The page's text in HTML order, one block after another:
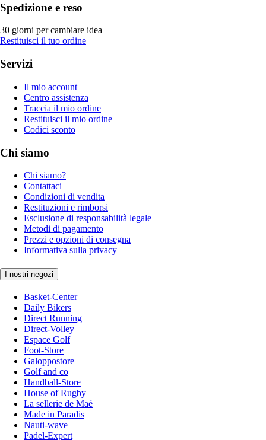
Spedizione e reso
30 giorni per cambiare idea
Restituisci il tuo ordine
Servizi
Il mio account
Centro assistenza
Traccia il mio ordine
Restituisci il mio ordine
Codici sconto
Chi siamo
Chi siamo?
Contattaci
Condizioni di vendita
Restituzioni e rimborsi
Esclusione di responsabilità legale
Metodi di pagamento
Prezzi e opzioni di consegna
Informativa sulla privacy
I nostri negozi
Basket-Center
Daily Bikers
Direct Running
Direct-Volley
Espace Golf
Foot-Store
Galoppostore
Golf and co
Handball-Store
House of Rugby
La sellerie de Maé
Made in Paradis
Nauti-wave
Padel-Expert